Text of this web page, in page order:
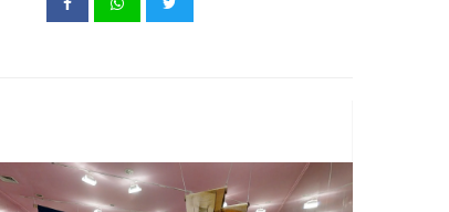
novamente. As formas tecidas de